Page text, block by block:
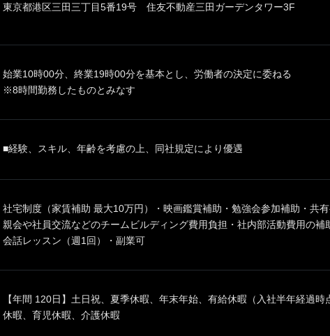
東京都港区三田三丁目5番19号 住友不動産三田ガーデンタワー3F
始業10時00分、終業19時00分を基本とし、労働者の決定に委ねる
※8時間勤務したものとみなす
■経験、スキル、年齢を考慮の上、同社規定により優遇
社宅制度（家賃補助 最大10万円）・映画鑑賞補助・勉強会参加補助・共
親会や社員交流などのチームビルディング費用負担・社内部活動費用の
会話レッスン（週1回）・副業可
【年間 120日】土日祝、夏季休暇、年末年始、有給休暇（入社半年経過
休暇、育児休暇、介護休暇